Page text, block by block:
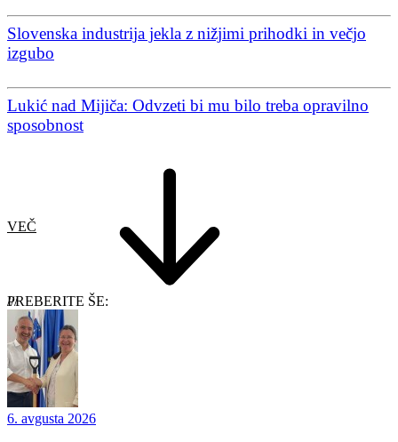
Slovenska industrija jekla z nižjimi prihodki in večjo
izgubo
Lukić nad Mijiča: Odvzeti bi mu bilo treba opravilno
sposobnost
VEČ
PREBERITE ŠE:
6. avgusta 2026